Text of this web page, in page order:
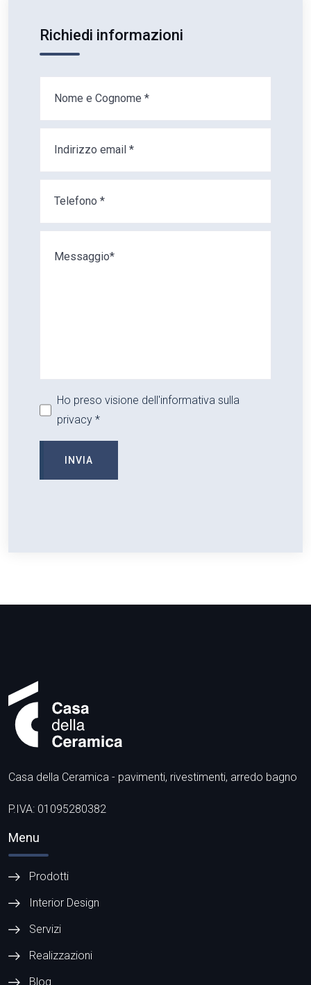
Richiedi informazioni
Ho preso visione dell'informativa sulla
privacy *
INVIA
Casa della Ceramica - pavimenti, rivestimenti, arredo bagno
P.IVA: 01095280382
Menu
Prodotti
Interior Design
Servizi
Realizzazioni
Blog